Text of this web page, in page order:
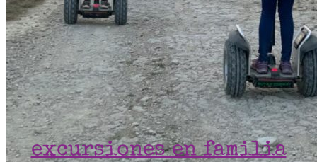
excursiones en familia